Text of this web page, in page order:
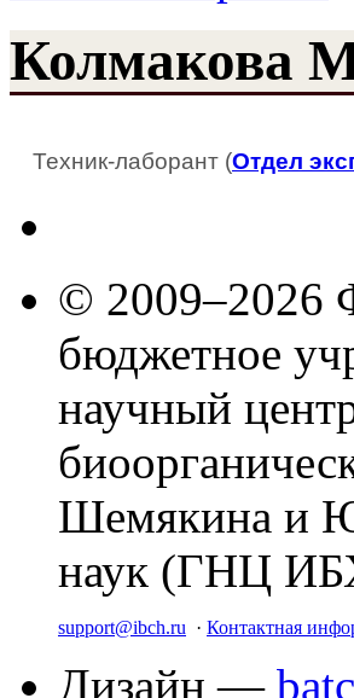
Колмакова
Техник-лаборант (Отдел
© 2009–2026
бюджетное
научный
Шемякина и
наук (ГНЦ
support@ibch.ru · Контактная
Дизайн —